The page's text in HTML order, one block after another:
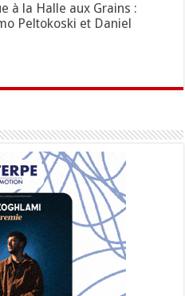
à la Halle aux Grains :
Peltokoski et Daniel